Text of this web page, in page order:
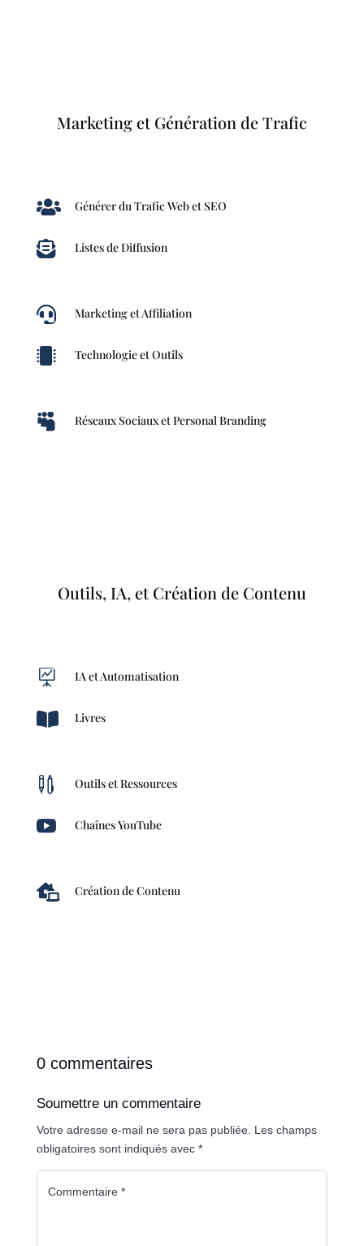
Marketing et Génération de Trafic
 Générer du Trafic Web et SEO
 Listes de Diffusion
 Marketing et Affiliation
 Technologie et Outils
 Réseaux Sociaux et Personal Branding
Outils, IA, et Création de Contenu
 IA et Automatisation
 Livres
 Outils et Ressources
 Chaînes YouTube
 Création de Contenu
0 commentaires
Soumettre un commentaire
Votre adresse e-mail ne sera pas publiée. Les champs
obligatoires sont indiqués avec *